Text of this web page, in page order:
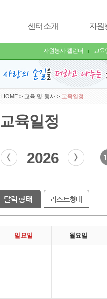
센터소개 자원
자원봉사 캘린더 교육
HOME > 교육 및 행사 > 교육일정
교육일정
2026
일요일 월요일